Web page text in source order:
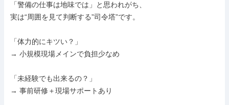
「警備の仕事は地味では」と思われがち、
実は“周囲を見て判断する”司令塔”です。
「体力的にキツい？」
→ 小規模現場メインで負担少なめ
「未経験でも出来るの？」
→ 事前研修＋現場サポートあり